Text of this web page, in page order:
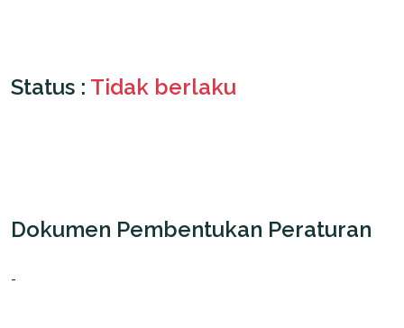
Status : Tidak berlaku
Dokumen Pembentukan Peraturan
-